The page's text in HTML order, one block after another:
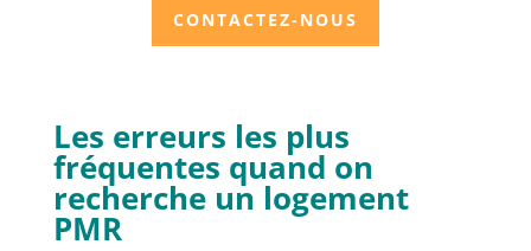
CONTACTEZ-NOUS
Les erreurs les plus
fréquentes quand on
recherche un logement
PMR